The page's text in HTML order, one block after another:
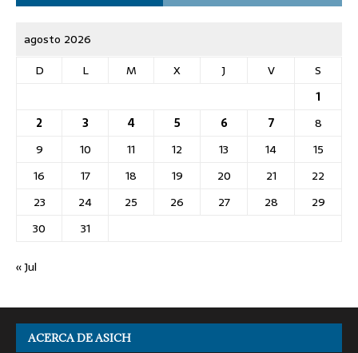
agosto 2026
D
L M X J V
S
1
2
3 4 5 6 7
8
9
10 11 12 13 14
15
16
17 18 19 20 21
22
23
24 25 26 27 28
29
30
31
« Jul
ACERCA DE ASICH